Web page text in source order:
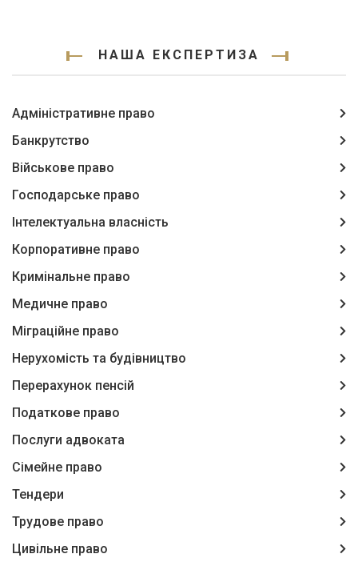
НАША ЕКСПЕРТИЗА
Адміністративне право
Банкрутство
Військове право
Господарське право
Інтелектуальна власність
Корпоративне право
Кримінальне право
Медичне право
Міграційне право
Нерухомість та будівництво
Перерахунок пенсій
Податкове право
Послуги адвоката
Сімейне право
Тендери
Трудове право
Цивільне право